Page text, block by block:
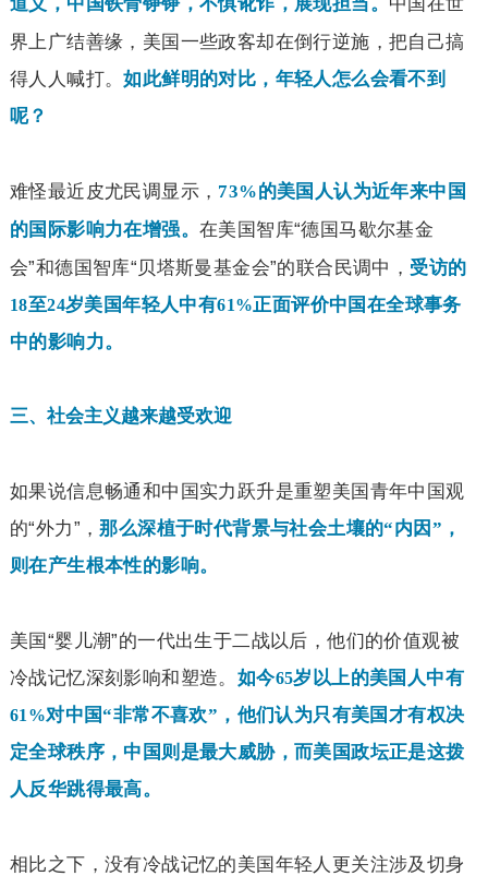
界上广结善缘，美国一些政客却在倒行逆施，把自己搞
得人人喊打。如此鲜明的对比，年轻人怎么会看不到
呢？
难怪最近皮尤民调显示， 73%的美国人认为近年来中国
的国际影响力在增强。 在美国智库“德国马歇尔基金
会”和德国智库“贝塔斯曼基金会”的联合民调中， 受访的
18至24岁美国年轻人中有61%正面评价中国在全球事务
中的影响力。
三、社会主义越来越受欢迎
如果说信息畅通和中国实力跃升是重塑美国青年中国观
的“外力”，那么深植于时代背景与社会土壤的“内因”，
则在产生根本性的影响。
美国“婴儿潮”的一代出生于二战以后，他们的价值观被
冷战记忆深刻影响和塑造。 如今65岁以上的美国人中有
61%对中国“非常不喜欢”，他们认为只有美国才有权决
定全球秩序，中国则是最大威胁，而美国政坛正是这拨
人反华跳得最高。
相比之下，没有冷战记忆的美国年轻人更关注涉及切身